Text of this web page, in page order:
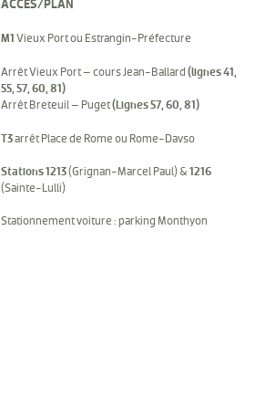
ACCÈS/PLAN
M1 Vieux Port ou Estrangin-Préfecture
Arrêt Vieux Port – cours Jean-Ballard (lignes 41,
55, 57, 60, 81)
Arrêt Breteuil – Puget(Lignes 57, 60, 81)
T3arrêt Place de Rome ou Rome-Davso
Stations 1213(Grignan-Marcel Paul) & 1216
(Sainte-Lulli)
Stationnement voiture : parking Monthyon